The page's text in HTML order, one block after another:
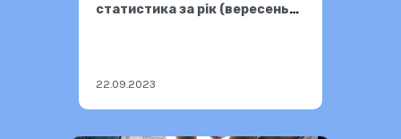
статистика за рік (вересень
22.09.2023